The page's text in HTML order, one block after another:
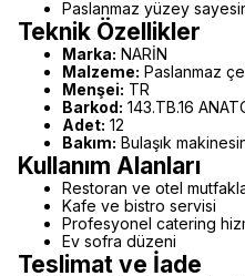
Paslanmaz yüzey
Teknik Özellikler
Marka: NARİN
Malzeme: Paslanmaz
Menşei: TR
Barkod: 143.TB.16
Adet: 12
Bakım: Bulaşık
Kullanım Alanları
Restoran ve otel
Kafe ve bistro servisi
Profesyonel catering
Ev sofra düzeni
Teslimat ve İade